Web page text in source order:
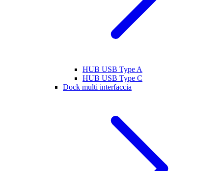
HUB USB Type A
HUB USB Type C
Dock multi interfaccia